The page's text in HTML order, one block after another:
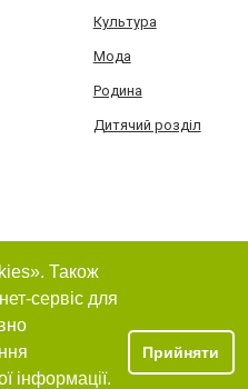
Культура
Мода
Родина
Дитячий розділ
Також
сервіс для
інформації.
Прийняти